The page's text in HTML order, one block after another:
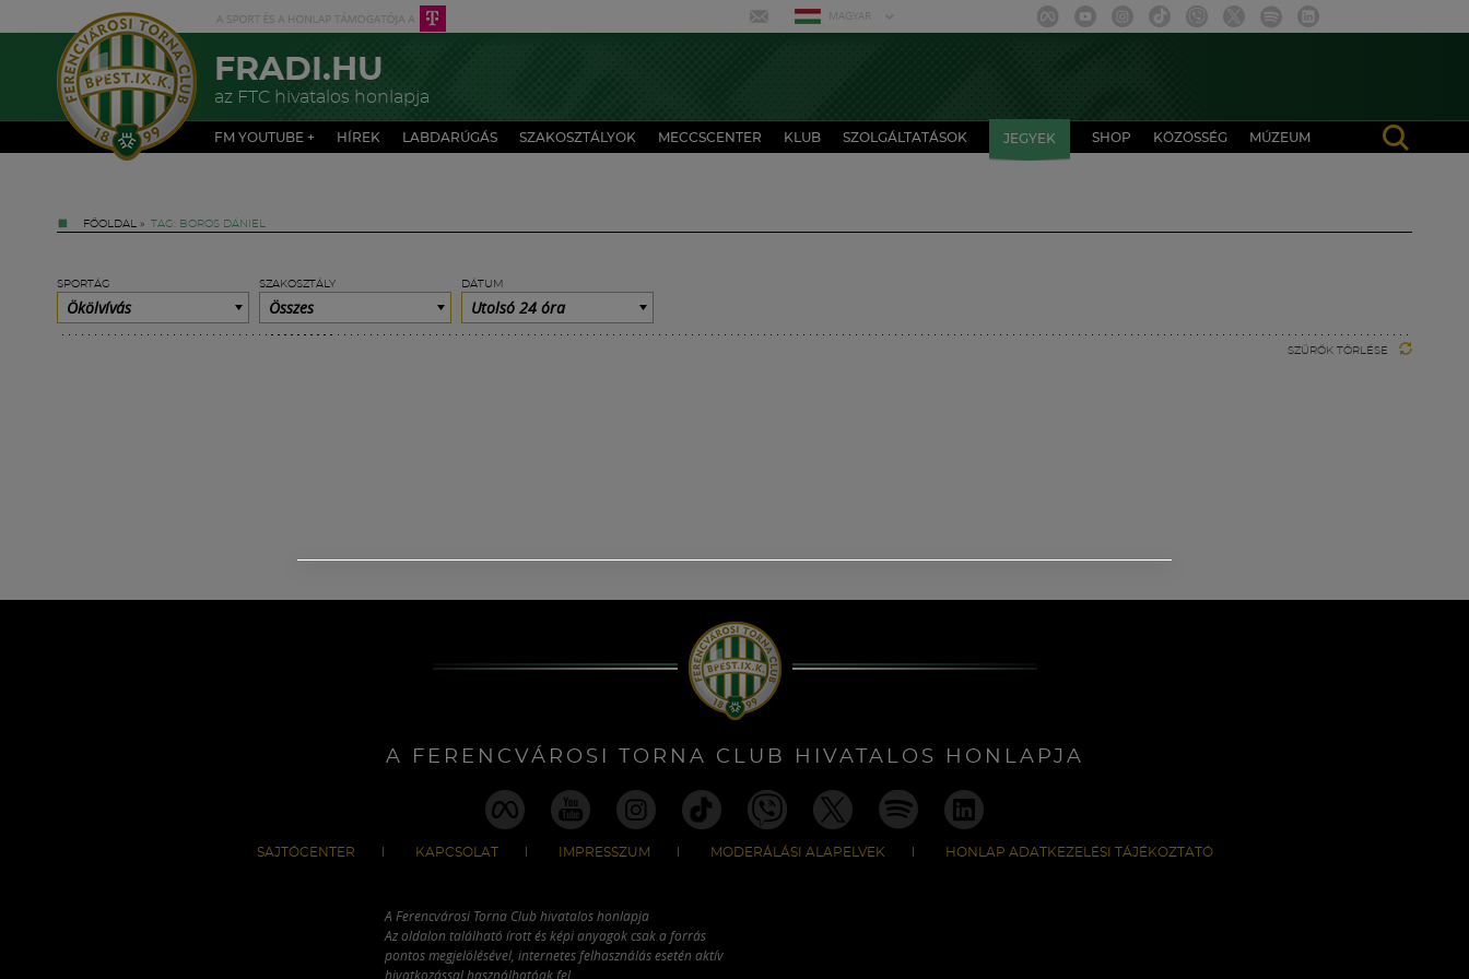
MAGYAR
FRADI.HU
az FTC hivatalos honlapja
FM YOUTUBE + HÍREK LABDARÚGÁS SZAKOSZTÁLYOK MECCSCENTER KLUB SZOLGÁLTATÁSOK JEGYEK SHOP KÖZÖSSÉG MÚZEUM
FŐOLDAL » TAG: BOROS DÁNIEL
SPORTÁG
Ökölvívás
SZAKOSZTÁLY
Összes
DÁTUM
Utolsó 24 óra
SZŰRŐK TÖRLÉSE
A FERENCVÁROSI TORNA CLUB HIVATALOS HONLAPJA
SAJTÓCENTER KAPCSOLAT IMPRESSZUM MODERÁLÁSI ALAPELVEK HONLAP ADATKEZELÉSI TÁJÉKOZTATÓ
A Ferencvárosi Torna Club hivatalos honlapja
Az oldalon található írott és képi anyagok csak a forrás
pontos megjelölésével, internetes felhasználás esetén aktív
hivatkozással használhatóak fel.